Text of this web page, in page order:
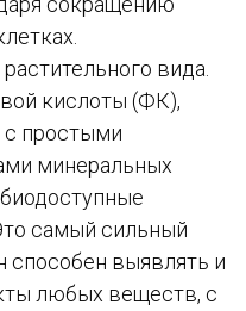
растительного вида.
кислоты (ФК),
простыми
минеральных
самый сильный
способен выявлять и
любых веществ, с